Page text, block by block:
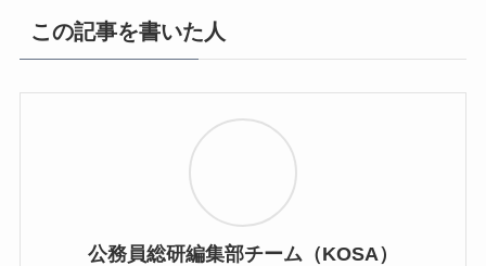
この記事を書いた人
公務員総研編集部チーム（KOSA）